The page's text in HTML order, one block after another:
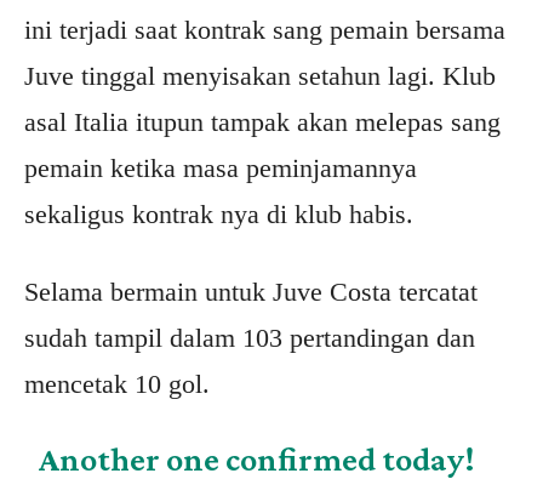
ini terjadi saat kontrak sang pemain bersama
Juve tinggal menyisakan setahun lagi. Klub
asal Italia itupun tampak akan melepas sang
pemain ketika masa peminjamannya
sekaligus kontrak nya di klub habis.
Selama bermain untuk Juve Costa tercatat
sudah tampil dalam 103 pertandingan dan
mencetak 10 gol.
Another one confirmed today!